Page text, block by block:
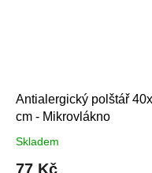
Antialergický polštář
cm - Mikrovlákno
Skladem
77 Kč